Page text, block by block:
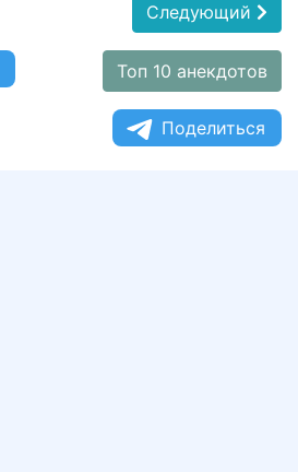
Следующий
Топ 10 анекдотов
Поделиться